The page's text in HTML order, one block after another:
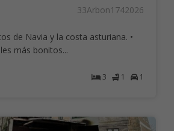
33Arbon1742026
de Navia y la costa asturiana. •
más bonitos...
3 1 1